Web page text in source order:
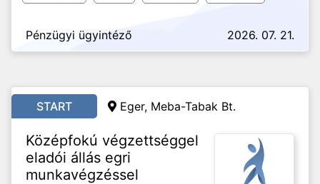
Pénzügyi ügyintéző 2026. 07. 21.
START Eger, Meba-Tabak Bt.
Középfokú végzettséggel
eladói állás egri
munkavégzéssel